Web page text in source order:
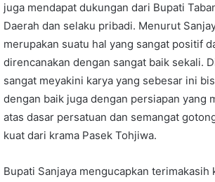
juga mendapat dukungan dari Bupati
Daerah dan selaku pribadi. Menurut
merupakan suatu hal yang sangat positif
direncanakan dengan sangat baik sekali.
sangat meyakini karya yang sebesar ini
dengan baik juga dengan persiapan yang
atas dasar persatuan dan semangat
kuat dari krama Pasek Tohjiwa.
Bupati Sanjaya mengucapkan terimakasih